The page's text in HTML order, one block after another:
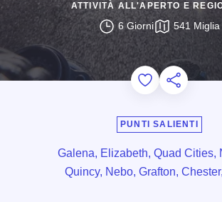
ATTIVITÀ ALL'APERTO E
6 Giorni 541 Miglia
Add to
PUNTI SALIENTI
Galena, Elizabeth, Quad Cities,
Quincy, Nebo, Grafton,